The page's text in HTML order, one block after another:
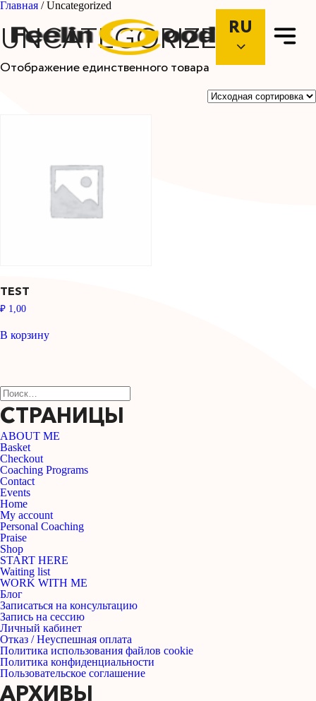
RU
Главная / Uncategorized
UNCATEGORIZED
Отображение единственного товара
TEST
₽ 1,00
В корзину
Найти:
СТРАНИЦЫ
ABOUT ME
Basket
Checkout
Coaching Programs
Contact
Events
Home
My account
Personal Coaching
Praise
Shop
START HERE
Waiting list
WORK WITH ME
Блог
Записаться на консультацию
Запись на сессию
Личный кабинет
Отказ / Неуспешная оплата
Политика использования файлов cookie
Политика конфиденциальности
Пользовательское соглашение
АРХИВЫ